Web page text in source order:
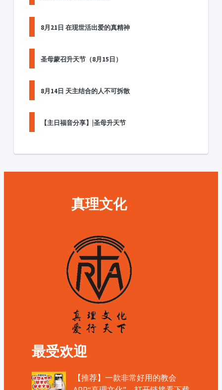
8月21日 在现世活出爱的真精神
圣母蒙召升天节（8月15日）
8月14日 天主结合的人不可拆散
【主日福音分享】|圣母升天节
真理文化
最受欢迎
【推荐】一款非常好用的教会